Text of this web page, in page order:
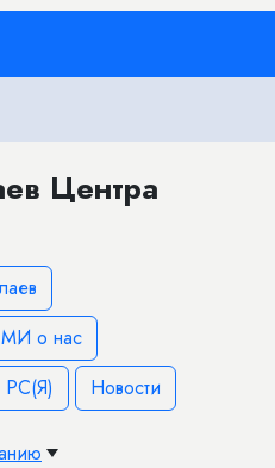
Центра
о нас
РС(Я)
Новости